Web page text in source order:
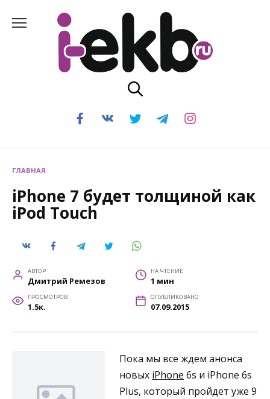
содержанию
ГЛАВНАЯ
iPhone 7 будет толщиной как
iPod Touch
АВТОР
Дмитрий Ремезов
НА ЧТЕНИЕ
1 мин
ПРОСМОТРОВ
1.5к.
ОПУБЛИКОВАНО
07.09.2015
Пока мы все ждем анонса
новых iPhone 6s и iPhone 6s
Plus, который пройдет уже 9